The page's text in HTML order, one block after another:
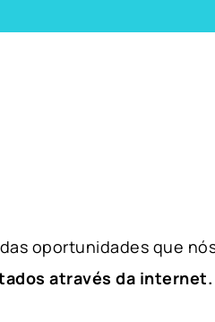
oportunidades que
através da internet.